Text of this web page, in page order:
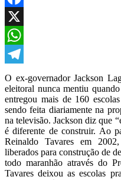
Facebook
X
WhatsApp
Telegram
O ex-governador Jackson
eleitoral nunca mentiu
entregou mais de 160
sendo feita diariamente na
na televisão. Jackson diz que
é diferente de construir. Ao
Reinaldo Tavares em
liberados para construção de
todo maranhão através do
Tavares deixou as escolas